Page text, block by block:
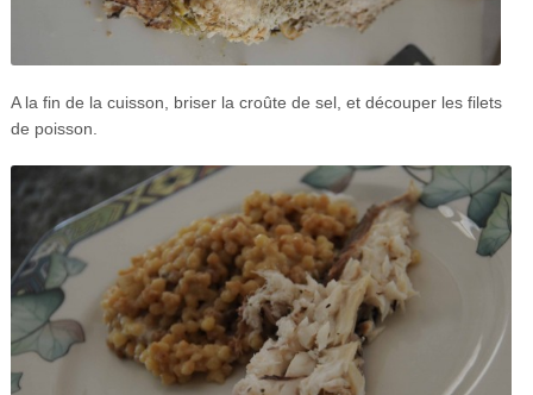
A la fin de la cuisson, briser la croûte de sel, et découper les filets
de poisson.